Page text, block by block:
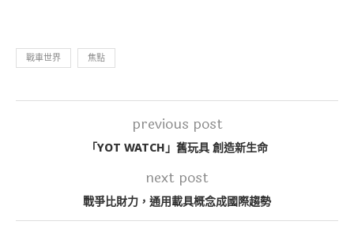
戰車世界 焦點
previous post
「YOT WATCH」舊玩具 創造新生命
next post
戰爭比財力，通用載具概念成國際趨勢